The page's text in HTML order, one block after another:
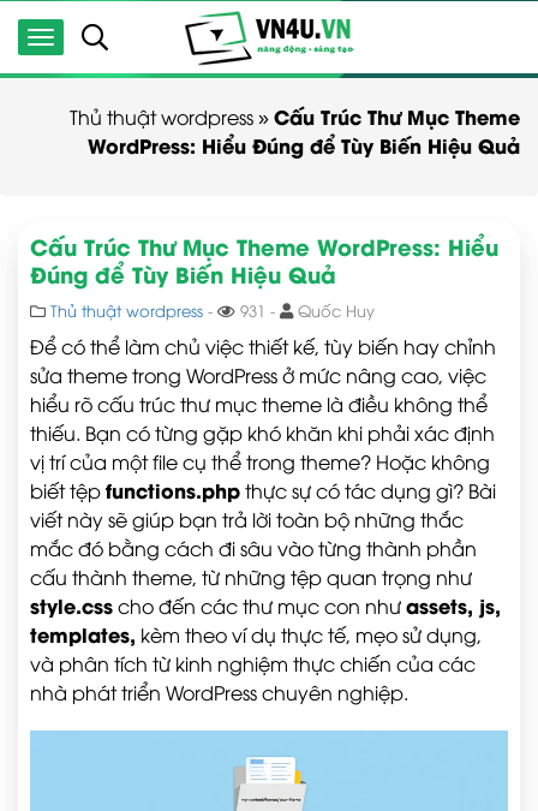
Thủ thuật wordpress»Cấu Trúc Thư Mục Theme
WordPress: Hiểu Đúng để Tùy Biến Hiệu Quả
Cấu Trúc Thư Mục Theme WordPress: Hiểu
Đúng để Tùy Biến Hiệu Quả
Thủ thuật wordpress - 931 - Quốc Huy
Để có thể làm chủ việc thiết kế, tùy biến hay chỉnh
sửa theme trong WordPress ở mức nâng cao, việc
hiểu rõ cấu trúc thư mục theme là điều không thể
thiếu. Bạn có từng gặp khó khăn khi phải xác định
vị trí của một file cụ thể trong theme? Hoặc không
biết tệpfunctions.phpthực sự có tác dụng gì? Bài
viết này sẽ giúp bạn trả lời toàn bộ những thắc
mắc đó bằng cách đi sâu vào từng thành phần
cấu thành theme, từ những tệp quan trọng như
style.csscho đến các thư mục con nhưassets, js,
templates, kèm theo ví dụ thực tế, mẹo sử dụng,
và phân tích từ kinh nghiệm thực chiến của các
nhà phát triển WordPress chuyên nghiệp.